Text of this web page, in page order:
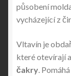
působení
vycházející z
Vltavín je
které otevírají a
čakry.